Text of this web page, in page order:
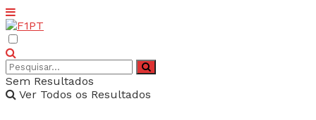
Sem Resultados
Ver Todos os Resultados